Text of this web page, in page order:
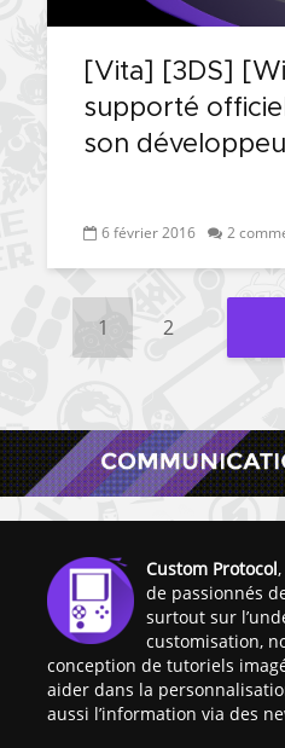
[Vita] [3DS]
supporté
son
6 février 2016 2
1 2
Custom Protocol
de passionnés
surtout sur
customisation,
conception de tutoriels
aider dans la
aussi l’information via des